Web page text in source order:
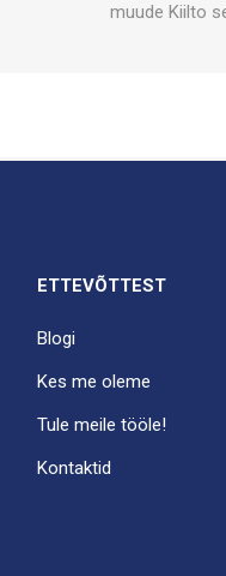
muude Kiilto
ETTEVÕTTEST
Blogi
Kes me oleme
Tule meile tööle!
Kontaktid